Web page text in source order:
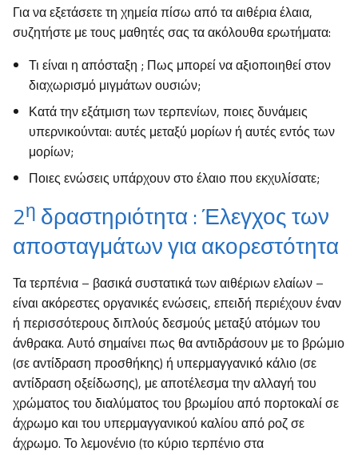
Για να εξετάσετε τη χημεία πίσω από τα αιθέρια έλαια,
συζητήστε με τους μαθητές σας τα ακόλουθα ερωτήματα:
Τι είναι η απόσταξη ; Πως μπορεί να αξιοποιηθεί στον
διαχωρισμό μιγμάτων ουσιών;
Κατά την εξάτμιση των τερπενίων, ποιες δυνάμεις
υπερνικούνται: αυτές μεταξύ μορίων ή αυτές εντός των
μορίων;
Ποιες ενώσεις υπάρχουν στο έλαιο που εκχυλίσατε;
2η δραστηριότητα : Έλεγχος των
αποσταγμάτων για ακορεστότητα
Τα τερπένια – βασικά συστατικά των αιθέριων ελαίων –
είναι ακόρεστες οργανικές ενώσεις, επειδή περιέχουν έναν
ή περισσότερους διπλούς δεσμούς μεταξύ ατόμων του
άνθρακα. Αυτό σημαίνει πως θα αντιδράσουν με το βρώμιο
(σε αντίδραση προσθήκης) ή υπερμαγγανικό κάλιο (σε
αντίδραση οξείδωσης), με αποτέλεσμα την αλλαγή του
χρώματος του διαλύματος του βρωμίου από πορτοκαλί σε
άχρωμο και του υπερμαγγανικού καλίου από ροζ σε
άχρωμο. Το λεμονένιο (το κύριο τερπένιο στα